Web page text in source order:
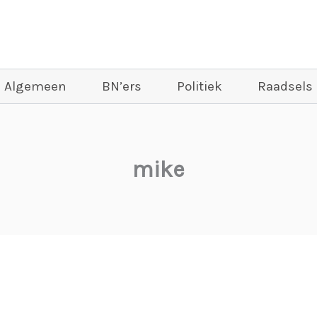
Algemeen BN’ers Politiek Raadsels
mike